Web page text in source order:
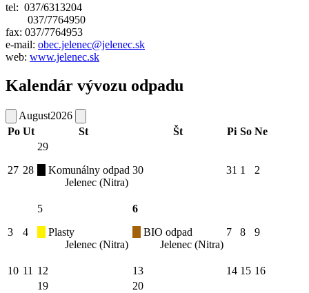
tel: 037/6313204
037/7764950
fax: 037/7764953
e-mail: obec.jelenec@jelenec.sk
web: www.jelenec.sk
Kalendár vývozu odpadu
August2026
Po Ut St Št Pi So Ne
27 28
29
Komunálny odpad
Jelenec (Nitra)
30 31 1 2
3 4
5
Plasty
Jelenec (Nitra)
6
BIO odpad
Jelenec (Nitra)
7 8 9
10 11 12 13 14 15 16
19
20